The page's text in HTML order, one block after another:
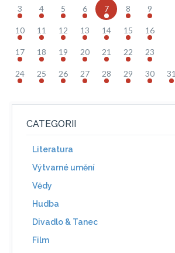
3 4 5 6 7 8 9
10 11 12 13 14 15 16
17 18 19 20 21 22 23
24 25 26 27 28 29 30 31
CATEGORII
Literatura
Výtvarné umění
Vědy
Hudba
Divadlo & Tanec
Film